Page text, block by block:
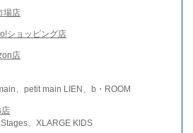
場店
ショッピング店
店
、petit main LIEN、b・ROOM
、XLARGE KIDS